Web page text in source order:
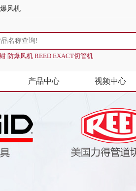
风机
防爆风机 REED EXACT切管机
产品中心 视频中心